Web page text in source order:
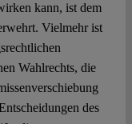
kann, ist dem
Vielmehr ist
Wahlrechts, die
des